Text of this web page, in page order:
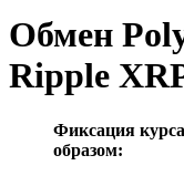
Обмен
Ripple
Фиксация
образом: